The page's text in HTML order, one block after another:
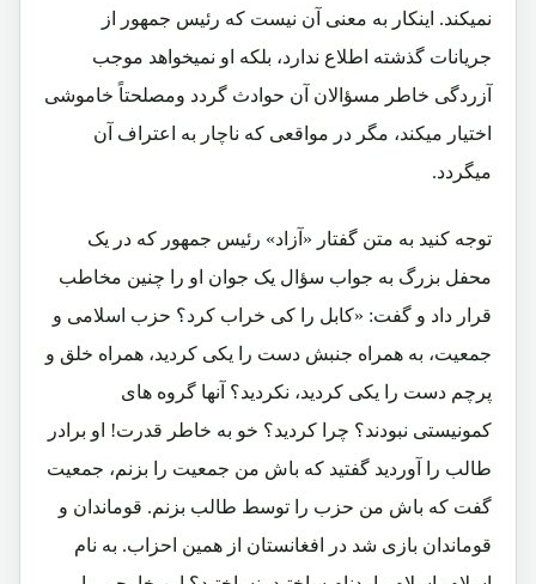
نمیکند. اینکار به معنی آن نیست که رئیس جمهور از
جریانات گذشته اطلاع ندارد، بلکه او نمیخواهد موجب
آزردگی خاطر مسؤالان آن حوادث گردد ومصلحتاً خاموشی
اختیار میکند، مگر در مواقعی که ناچار به اعتراف آن
میگردد.
توجه کنید به متن گفتار «آزاد» رئیس جمهور که در یک
محفل بزرگ به جواب سؤال یک جوان او را چنین مخاطب
قرار داد و گفت: «کابل را کی خراب کرد؟ حزب اسلامی و
جمعیت، به همراه جنبش دست را یکی کردید، همراه خلق و
پرچم دست را یکی کردید، نکردید؟ آنها گروه های
کمونیستی نبودند؟ چرا کردید؟ خو به خاطر قدرت! او برادر
طالب را آوردید گفتید که باش من جمعیت را بزنم، جمعیت
گفت که باش من حزب را توسط طالب بزنم. قوماندان و
قوماندان بازی شد در افغانستان از همین احزاب. به نام